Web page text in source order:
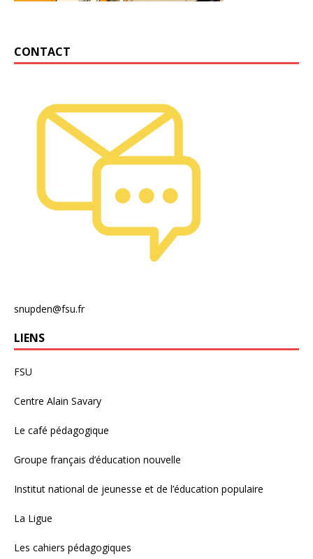
CONTACT
snupden@fsu.fr
LIENS
FSU
Centre Alain Savary
Le café pédagogique
Groupe français d’éducation nouvelle
Institut national de jeunesse et de l’éducation populaire
La Ligue
Les cahiers pédagogiques